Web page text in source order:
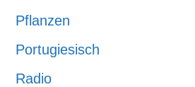
Pflanzen
Portugiesisch
Radio